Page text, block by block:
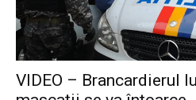
VIDEO – Brancardierul